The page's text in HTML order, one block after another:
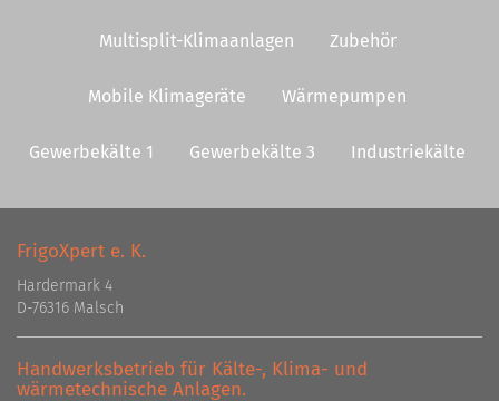
Multisplit-Klimaanlagen Zubehör
Mobile Klimageräte Wärmepumpen
Gewerbekälte 1 Gewerbekälte 3 Industriekälte
FrigoXpert e. K.
Hardermark 4
D-76316 Malsch
Handwerksbetrieb für Kälte-, Klima- und
wärmetechnische Anlagen.